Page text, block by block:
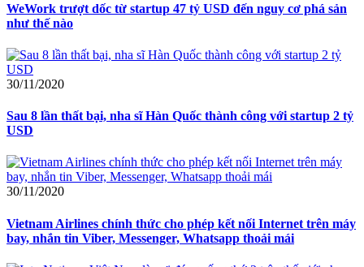
WeWork trượt dốc từ startup 47 tỷ USD đến nguy cơ phá sản
như thế nào
30/11/2020
Sau 8 lần thất bại, nha sĩ Hàn Quốc thành công với startup 2 tỷ
USD
30/11/2020
Vietnam Airlines chính thức cho phép kết nối Internet trên máy
bay, nhắn tin Viber, Messenger, Whatsapp thoải mái